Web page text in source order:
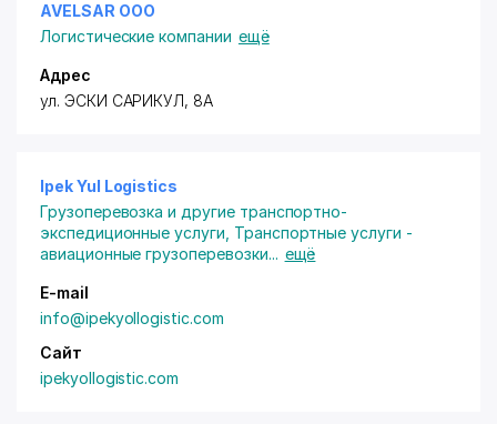
AVELSAR ООО
Логистические компании ещё
Адрес
ул. ЭСКИ САРИКУЛ, 8А
Ipek Yul Logistics
Грузоперевозка и другие транспортно-
экспедиционные услуги Транспортные услуги -
авиационные грузоперевозки... ещё
E-mail
info@ipekyollogistic.com
Сайт
ipekyollogistic.com